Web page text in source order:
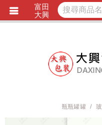
立即詢價 LINE詢
瓶瓶罐罐
富田
大興
獨家